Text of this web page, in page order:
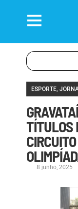
ESPORTE,
TÍTULOS
8 junho, 2025